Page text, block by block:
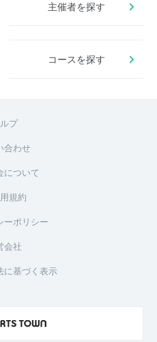
主催者を探す
コースを探す
プ
合わせ
について
規約
ーポリシー
会社
に基づく表示